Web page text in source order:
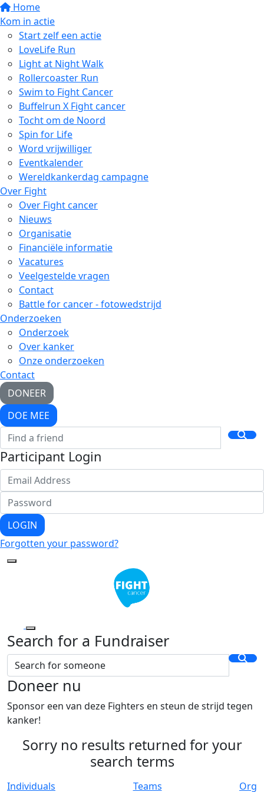
Home
Kom in actie
Start zelf een actie
LoveLife Run
Light at Night Walk
Rollercoaster Run
Swim to Fight Cancer
Buffelrun X Fight cancer
Tocht om de Noord
Spin for Life
Word vrijwilliger
Eventkalender
Wereldkankerdag campagne
Over Fight
Over Fight cancer
Nieuws
Organisatie
Financiële informatie
Vacatures
Veelgestelde vragen
Contact
Battle for cancer - fotowedstrijd
Onderzoeken
Onderzoek
Over kanker
Onze onderzoeken
Contact
DONEER
DOE MEE
Participant Login
LOGIN
Forgotten your password?
Search for a Fundraiser
Doneer nu
Sponsor een van deze Fighters en steun de strijd tegen
kanker!
Sorry no results returned for your
search terms
Individuals Teams
Org